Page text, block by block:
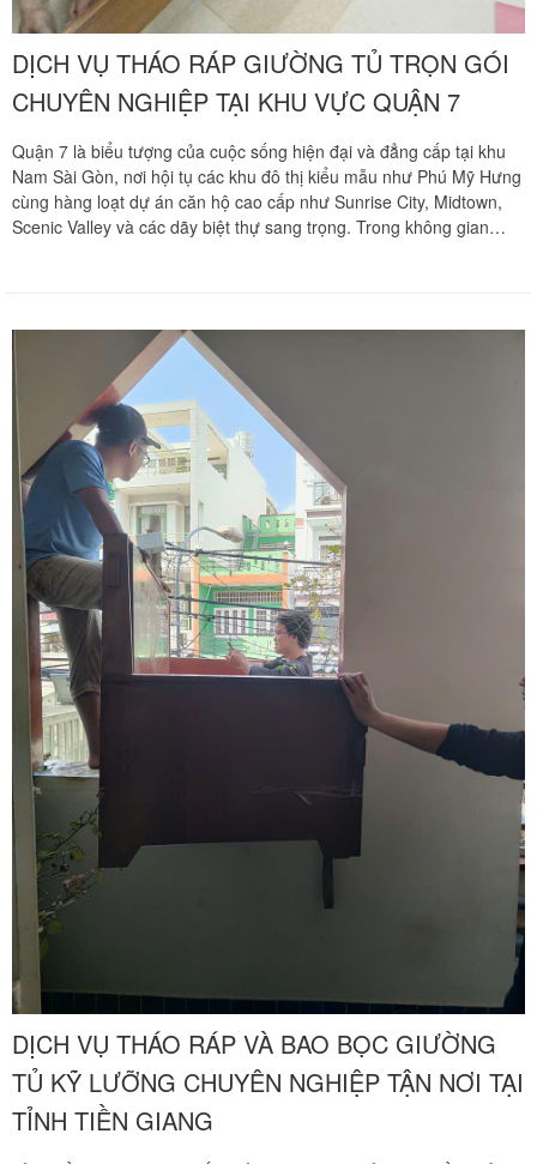
DỊCH VỤ THÁO RÁP GIƯỜNG TỦ TRỌN GÓI
CHUYÊN NGHIỆP TẠI KHU VỰC QUẬN 7
Quận 7 là biểu tượng của cuộc sống hiện đại và đẳng cấp tại khu
Nam Sài Gòn, nơi hội tụ các khu đô thị kiểu mẫu như Phú Mỹ Hưng
cùng hàng loạt dự án căn hộ cao cấp như Sunrise City, Midtown,
Scenic Valley và các dãy biệt thự sang trọng. Trong không gian
Khi có nhu cầu chuyển dọn tổ ấm hoặc thay đổi không gian sống,
việc tháo ráp các hạng mục nội thất đắt tiền này trở thành một thử
thách kỹ thuật lớn đòi hỏi tay nghề thợ mộc chuyên sâu. Chuyển
nhà Khôi Nguyên mang đến giải pháp tháo ráp giường tủ trọn gói
chuyên nghiệp tại Quận 7, cam kết bảo vệ vẹn nguyên mọi cấu trúc
mộc và giá trị thẩm mỹ của tài sản.
DỊCH VỤ THÁO RÁP VÀ BAO BỌC GIƯỜNG
TỦ KỸ LƯỠNG CHUYÊN NGHIỆP TẬN NƠI TẠI
TỈNH TIỀN GIANG